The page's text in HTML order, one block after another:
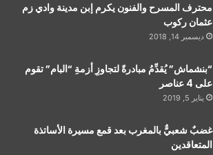
محترف المسرح والفنون يكرم إبن مدينة وادي زم
عثمان ركوب
ديسمبر 14, 2018
“بنشماش” يُقدِّمُ مبادرةً لتجاوزِ أزمةِ “البام” تقوم
على 4 عناصر
يناير 5, 2019
غضبٌ شعبيٌّ بالمغرب بعد قمع مسيرة الأساتذة
المتعاقدين